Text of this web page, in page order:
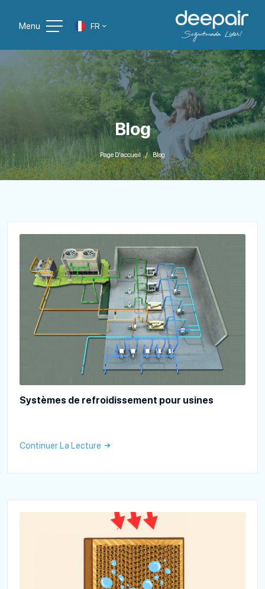
Menu FR
Blog
Page D'accueil Blog
Systèmes de refroidissement pour usines
Continuer La Lecture